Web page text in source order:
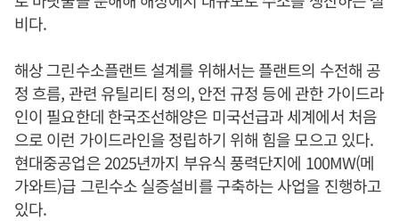
비다.
해상 그린수소플랜트 설계를 위해서는 플랜트의 수전해 공
정 흐름, 관련 유틸리티 정의, 안전 규정 등에 관한 가이드라
인이 필요한데 한국조선해양은 미국선급과 세계에서 처음
으로 이런 가이드라인을 정립하기 위해 힘을 모으고 있다.
현대중공업은 2025년까지 부유식 풍력단지에 100MW(메
가와트)급 그린수소 실증설비를 구축하는 사업을 진행하고
있다.